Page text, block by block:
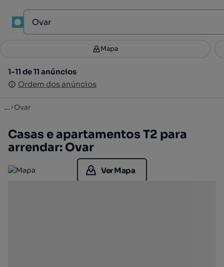
Filtros 3
1-11 de 11 anúncios
Ordem dos anúncios
Mapa
1-11 de 11 anúncios
Ordem dos anúncios
... Ovar
Casas e apartamentos T2 para
arrendar: Ovar
Ver Mapa